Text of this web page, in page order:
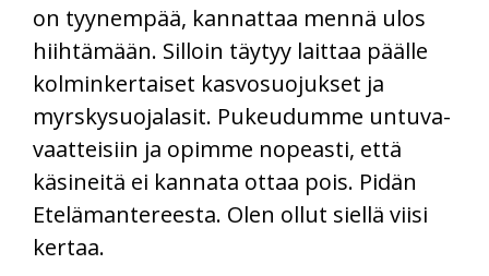
on tyynempää, kannattaa mennä ulos
hiihtämään. Silloin täytyy laittaa päälle
kolminkertaiset kasvosuojukset ja
myrskysuojalasit. Pukeudumme untuva-
vaatteisiin ja opimme nopeasti, että
käsineitä ei kannata ottaa pois. Pidän
Etelämantereesta. Olen ollut siellä viisi
kertaa.